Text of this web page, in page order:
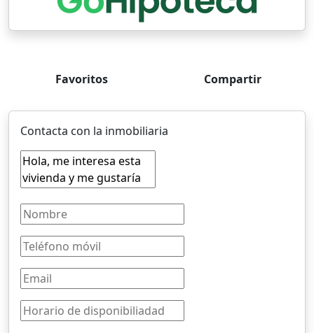
Favoritos Compartir
Contacta con la inmobiliaria